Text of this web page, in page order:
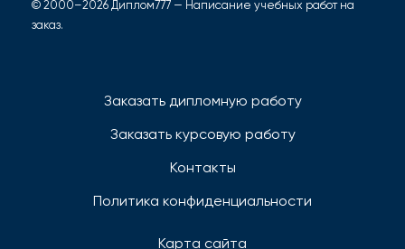
© 2000–2026 Диплом777 — Написание учебных работ на
заказ.
Заказать дипломную работу
Заказать курсовую работу
Контакты
Политика конфиденциальности
Карта сайта